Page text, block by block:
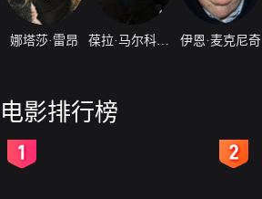
娜塔莎·雷昂 伊恩·麦克尼奇
电影排行榜